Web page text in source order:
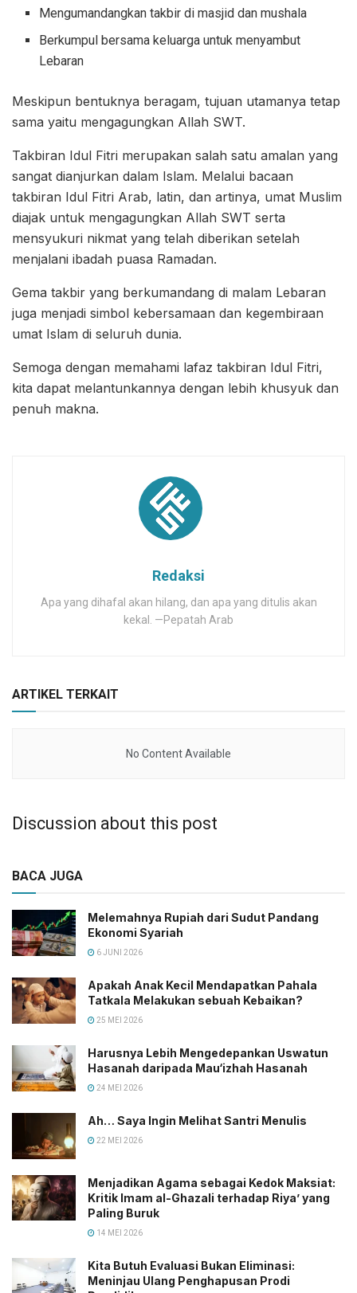
Mengumandangkan takbir di masjid dan mushala
Berkumpul bersama keluarga untuk menyambut
Lebaran
Meskipun bentuknya beragam, tujuan utamanya tetap
sama yaitu mengagungkan Allah SWT.
Takbiran Idul Fitri merupakan salah satu amalan yang
sangat dianjurkan dalam Islam. Melalui bacaan
takbiran Idul Fitri Arab, latin, dan artinya, umat Muslim
diajak untuk mengagungkan Allah SWT serta
mensyukuri nikmat yang telah diberikan setelah
menjalani ibadah puasa Ramadan.
Gema takbir yang berkumandang di malam Lebaran
juga menjadi simbol kebersamaan dan kegembiraan
umat Islam di seluruh dunia.
Semoga dengan memahami lafaz takbiran Idul Fitri,
kita dapat melantunkannya dengan lebih khusyuk dan
penuh makna.
Redaksi
Apa yang dihafal akan hilang, dan apa yang ditulis akan
kekal. —Pepatah Arab
ARTIKEL TERKAIT
No Content Available
Discussion about this post
BACA JUGA
Melemahnya Rupiah dari Sudut Pandang
Ekonomi Syariah
6 JUNI 2026
Apakah Anak Kecil Mendapatkan Pahala
Tatkala Melakukan sebuah Kebaikan?
25 MEI 2026
Harusnya Lebih Mengedepankan Uswatun
Hasanah daripada Mau‘izhah Hasanah
24 MEI 2026
Ah… Saya Ingin Melihat Santri Menulis
22 MEI 2026
Menjadikan Agama sebagai Kedok Maksiat:
Kritik Imam al-Ghazali terhadap Riya’ yang
Paling Buruk
14 MEI 2026
Kita Butuh Evaluasi Bukan Eliminasi:
Meninjau Ulang Penghapusan Prodi